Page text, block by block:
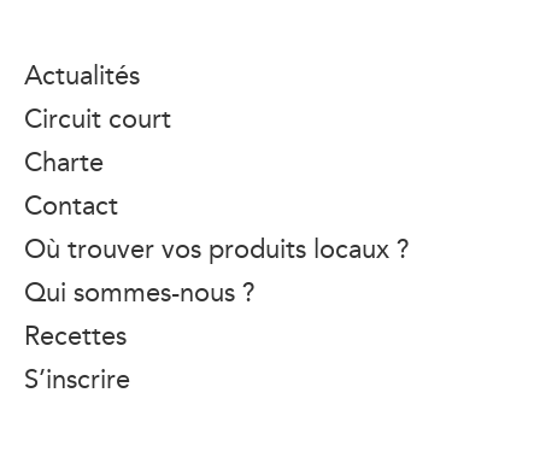
Actualités
Circuit court
Charte
Contact
Où trouver vos produits locaux ?
Qui sommes-nous ?
Recettes
S’inscrire